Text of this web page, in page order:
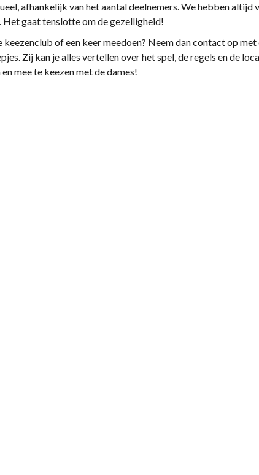
afhankelijk van het aantal deelnemers. We hebben altijd
Het gaat tenslotte om de gezelligheid!
of een keer meedoen? Neem dan contact op
Zij kan je alles vertellen over het spel, de regels en de
mee te keezen met de dames!